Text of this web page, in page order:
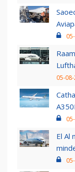
05-
El Al